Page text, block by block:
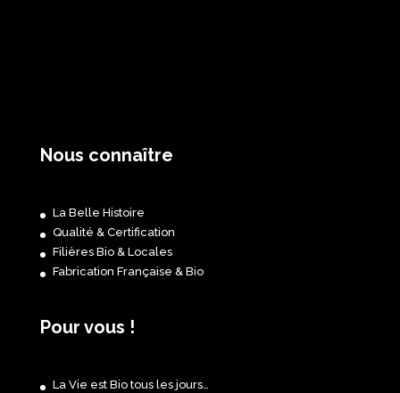
Nous connaître
La Belle Histoire
Qualité & Certification
Filières Bio & Locales
Fabrication Française & Bio
Pour vous !
La Vie est Bio tous les jours…